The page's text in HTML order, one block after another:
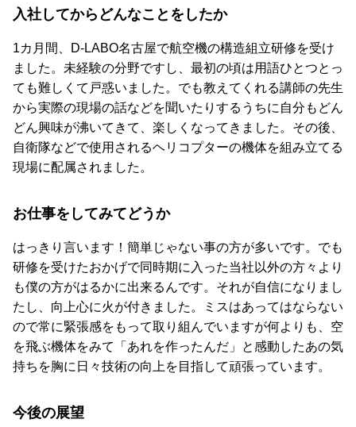
入社してからどんなことをしたか
1カ月間、D-LABO名古屋で航空機の構造組立研修を受け
ました。未経験の分野ですし、最初の頃は用語ひとつとっ
ても難しくて戸惑いました。でも教えてくれる講師の先生
から実際の現場の話などを聞いたりするうちに自分もどん
どん興味が沸いてきて、楽しくなってきました。その後、
自衛隊などで使用されるヘリコプターの機体を組み立てる
現場に配属されました。
お仕事をしてみてどうか
はっきり言います！簡単じゃない事の方が多いです。でも
研修を受けたおかげで同時期に入った当社以外の方々より
も僕の方がはるかに出来るんです。それが自信になりまし
たし、向上心に火が付きました。ミスはあってはならない
ので常に緊張感をもって取り組んでいますが何よりも、空
を飛ぶ機体をみて「あれを作ったんだ」と感動したあの気
持ちを胸に日々技術の向上を目指して頑張っています。
今後の展望